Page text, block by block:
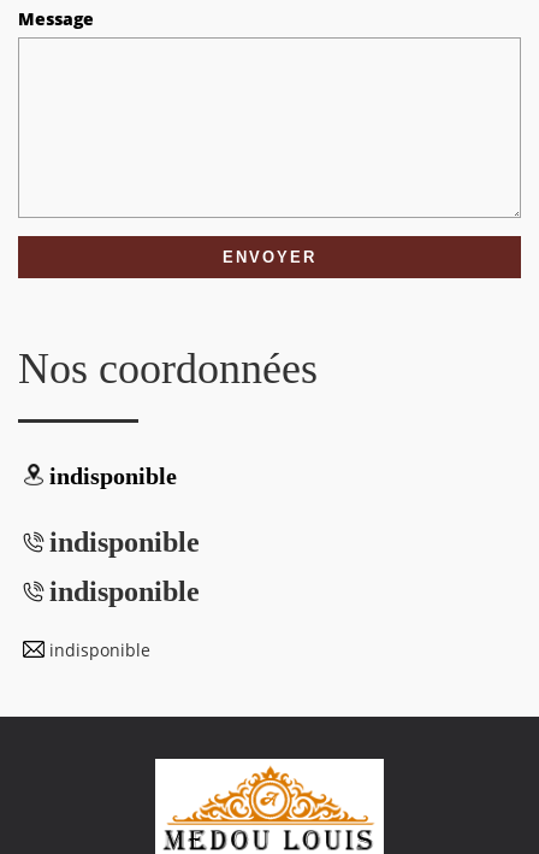
Message
Nos coordonnées
indisponible
indisponible
indisponible
indisponible